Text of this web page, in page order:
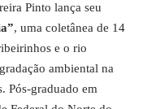
Pinto lança seu
, uma coletânea de 14
e o rio
ambiental na
Pós-graduado em